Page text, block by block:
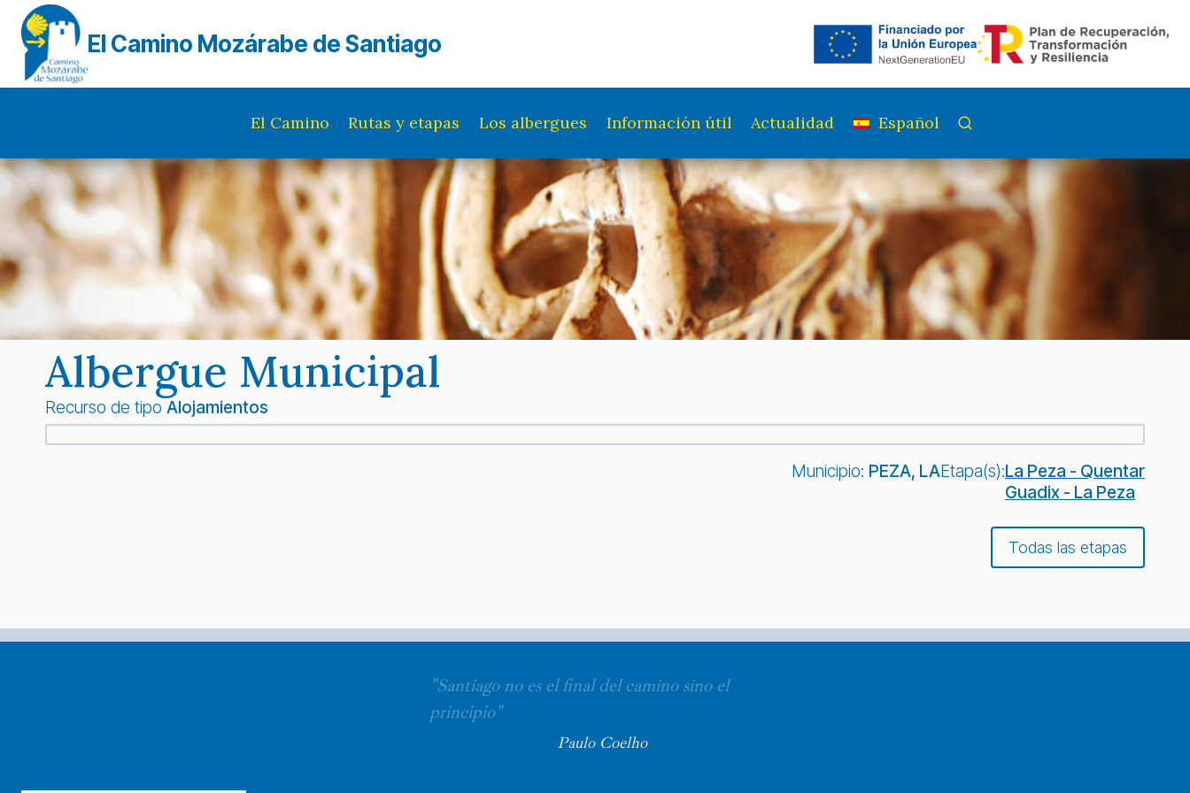
Saltar
contenido
El Camino Mozárabe de Santiago
El Camino Rutas y etapas Los albergues Información útil Actualidad Español
Albergue Municipal
Recurso de tipo Alojamientos
Municipio: PEZA, LAEtapa(s):La Peza - Quentar
Guadix - La Peza
Todas las etapas
"Santiago no es el final del camino sino el
principio"
Paulo Coelho